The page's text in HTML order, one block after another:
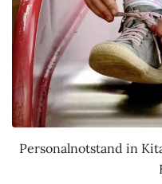
Personalnotstand in